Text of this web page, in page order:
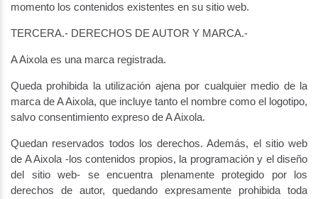
momento los contenidos existentes en su sitio web.
TERCERA.- DERECHOS DE AUTOR Y MARCA.-
A Aixola es una marca registrada.
Queda prohibida la utilización ajena por cualquier medio de la
marca de A Aixola, que incluye tanto el nombre como el logotipo,
salvo consentimiento expreso de A Aixola.
Quedan reservados todos los derechos. Además, el sitio web
de A Aixola -los contenidos propios, la programación y el diseño
del sitio web- se encuentra plenamente protegido por los
derechos de autor, quedando expresamente prohibida toda